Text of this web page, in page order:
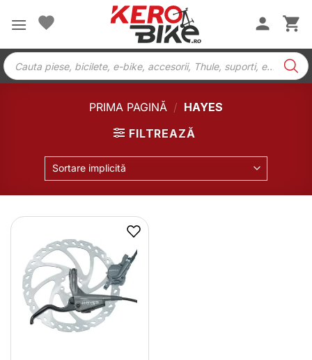
Products
search
PRIMA PAGINĂ / HAYES
FILTREAZĂ
Sortare implicită